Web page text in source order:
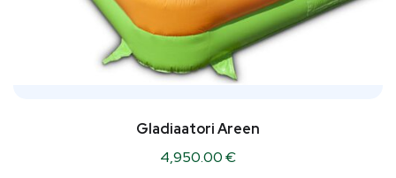
Gladiaatori Areen
4,950.00€